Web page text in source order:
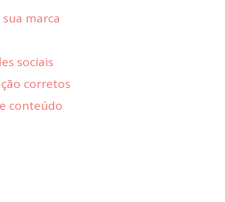
marca
sociais
corretos
conteúdo